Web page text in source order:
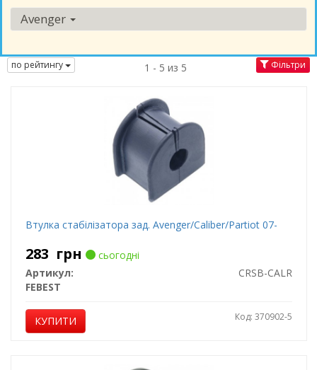
Avenger
по рейтингу 1 - 5 из 5 Фільтри
Втулка стабілізатора зад. Avenger/Caliber/Partiot 07-
283 грн
сьогодні
Артикул:
CRSB-CALR
FEBEST
КУПИТИ Код: 370902-5